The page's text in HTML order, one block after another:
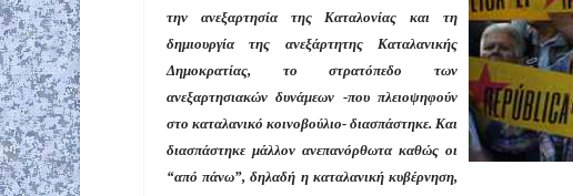
την ανεξαρτησία της Καταλονίας και τη
δημιουργία της ανεξάρτητης Καταλανικής
Δημοκρατίας, το στρατόπεδο των
ανεξαρτησιακών δυνάμεων -που πλειοψηφούν
στο καταλανικό κοινοβούλιο- διασπάστηκε. Και
διασπάστηκε μάλλον ανεπανόρθωτα καθώς οι
“από πάνω”, δηλαδή η καταλανική κυβέρνηση,